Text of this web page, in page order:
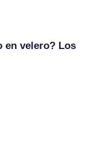
en velero? Los